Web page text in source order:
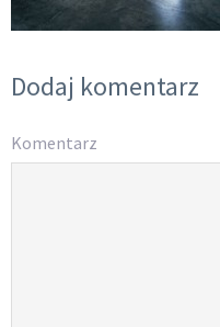
Dodaj komentarz
Komentarz